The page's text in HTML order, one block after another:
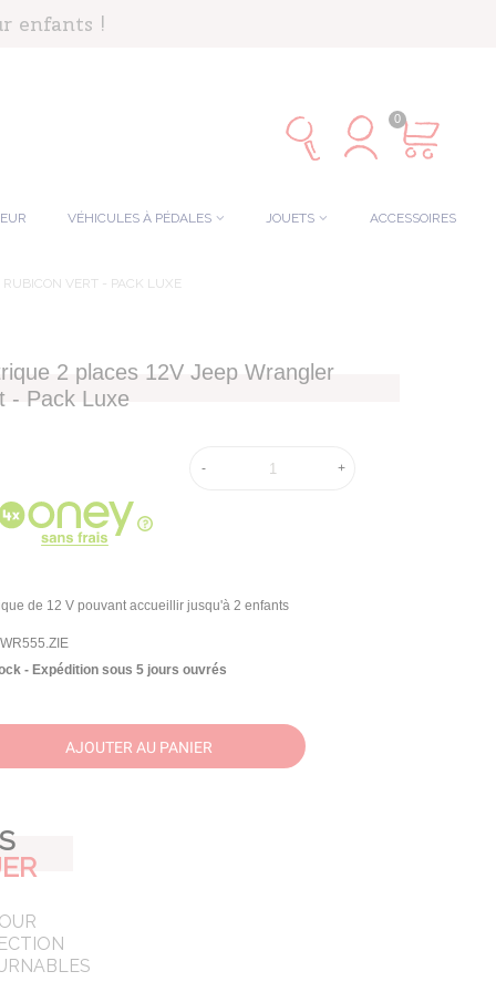
enfants !
0
VÉHICULES À PÉDALES JOUETS ACCESSOIRES
VERT - PACK LUXE
2 places 12V Jeep Wrangler
- Pack Luxe
- +
de 12 V pouvant accueillir jusqu'à 2 enfants
- Expédition sous 5 jours ouvrés
AJOUTER AU PANIER